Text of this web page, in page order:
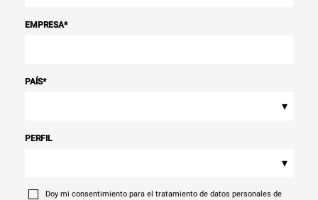
EMPRESA*
PAÍS*
▾
PERFIL
▾
Doy mi consentimiento para el tratamiento de datos personales de